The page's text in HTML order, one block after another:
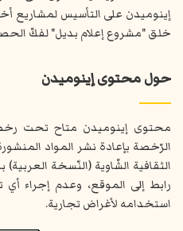
إينوميدن على التأسيس
خلق "مشروع إعلام بديل" لفكّ
حول محتوى إينوميدن
محتوى إينوميدن متاح تحت
الرّخصة بإعادة نشر المواد
الثقافية الشّاوية (النّسخة
رابط إلى الموقع، وعدم إجراء
استخدامه لأغراض تجارية.